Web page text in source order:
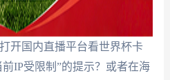
开国内直播平台看世界杯卡
IP受限制”的提示？或者在海